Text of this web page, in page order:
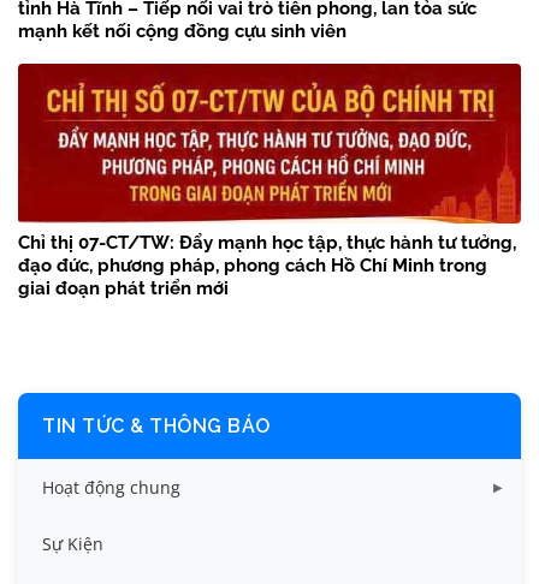
tỉnh Hà Tĩnh – Tiếp nối vai trò tiên phong, lan tỏa sức
mạnh kết nối cộng đồng cựu sinh viên
Chỉ thị 07-CT/TW: Đẩy mạnh học tập, thực hành tư tưởng,
đạo đức, phương pháp, phong cách Hồ Chí Minh trong
giai đoạn phát triển mới
TIN TỨC & THÔNG BÁO
Hoạt động chung
Tin công tác sinh viên
Sự Kiện